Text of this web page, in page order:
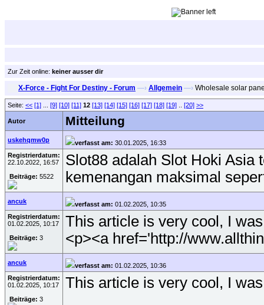
Zur Zeit online: keiner ausser dir
X-Force - Fight For Destiny - Forum —› Allgemein —› Wholesale solar
Seite: << [1] [9] [10] [11] 12 [13] [14] [15] [16] [17] [18] [19] [20] >>
Autor Mitteilung
uskehqmw0p verfasst am: 30.01.2025, 16:33
Registrierdatum:
22.10.2022, 16:57
Beiträge: 5522
Slot88 adalah Slot Hoki Asia
kemenangan maksimal
ancuk verfasst am: 01.02.2025, 10:35
Registrierdatum:
01.02.2025, 10:17
Beiträge: 3
This article is very cool, I
<p><a href='http://
ancuk verfasst am: 01.02.2025, 10:36
Registrierdatum:
01.02.2025, 10:17
Beiträge: 3
This article is very cool, I